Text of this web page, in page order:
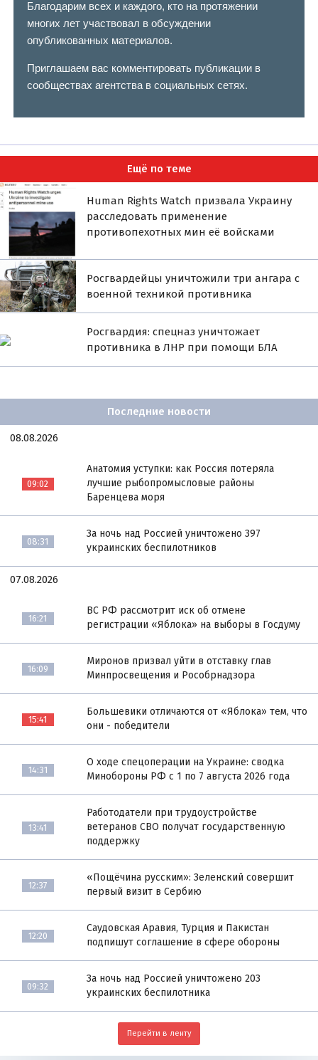
Благодарим всех и каждого, кто на протяжении
многих лет участвовал в обсуждении
опубликованных материалов.
Приглашаем вас комментировать публикации в
сообществах агентства в социальных сетях.
Ещё по теме
Human Rights Watch призвала Украину
расследовать применение
противопехотных мин её войсками
Росгвардейцы уничтожили три ангара с
военной техникой противника
Росгвардия: спецназ уничтожает
противника в ЛНР при помощи БЛА
Последние новости
08.08.2026
09:02
Анатомия уступки: как Россия потеряла
лучшие рыбопромысловые районы
Баренцева моря
08:31
За ночь над Россией уничтожено 397
украинских беспилотников
07.08.2026
16:21
ВС РФ рассмотрит иск об отмене
регистрации «Яблока» на выборы в Госдуму
16:09
Миронов призвал уйти в отставку глав
Минпросвещения и Рособрнадзора
15:41
Большевики отличаются от «Яблока» тем, что
они - победители
14:31
О ходе спецоперации на Украине: сводка
Минобороны РФ с 1 по 7 августа 2026 года
13:41
Работодатели при трудоустройстве
ветеранов СВО получат государственную
поддержку
12:37
«Пощёчина русским»: Зеленский совершит
первый визит в Сербию
12:20
Саудовская Аравия, Турция и Пакистан
подпишут соглашение в сфере обороны
09:32
За ночь над Россией уничтожено 203
украинских беспилотника
Перейти в ленту